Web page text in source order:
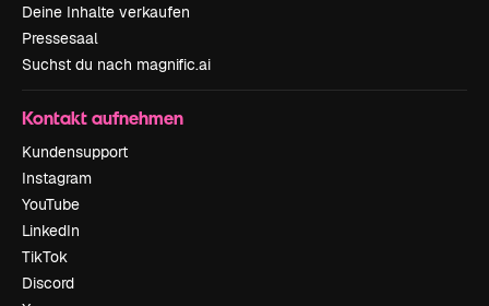
Deine Inhalte verkaufen
Pressesaal
Suchst du nach magnific.ai
Kontakt aufnehmen
Kundensupport
Instagram
YouTube
LinkedIn
TikTok
Discord